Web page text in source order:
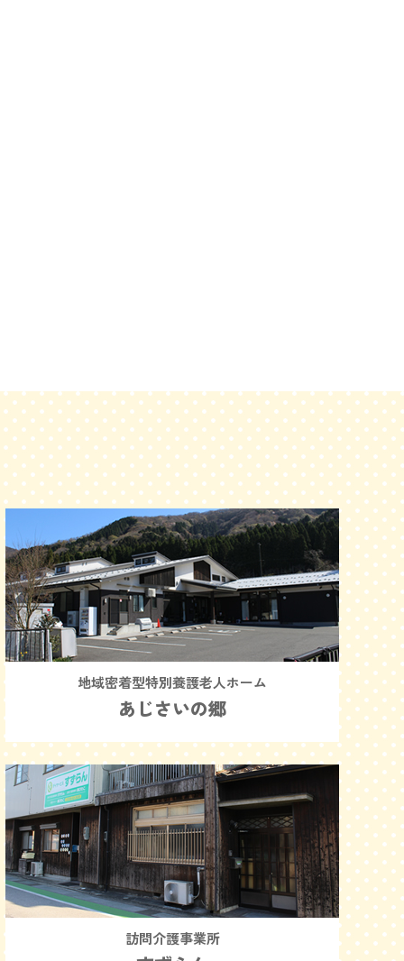
地域密着型特別養護老人ホーム
あじさいの郷
訪問介護事業所